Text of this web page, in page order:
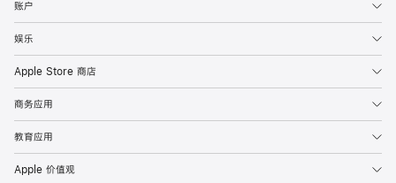
账户
娱乐
Apple Store 商店
商务应用
教育应用
Apple 价值观